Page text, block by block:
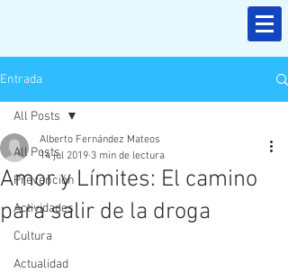
Entrada
All Posts
Prevención
Actividades
Cultura
Actualidad
All Posts
Amor y Límites: El camino
para salir de la droga
Alberto Fernández Mateos
14 jul 2019 3 min de lectura